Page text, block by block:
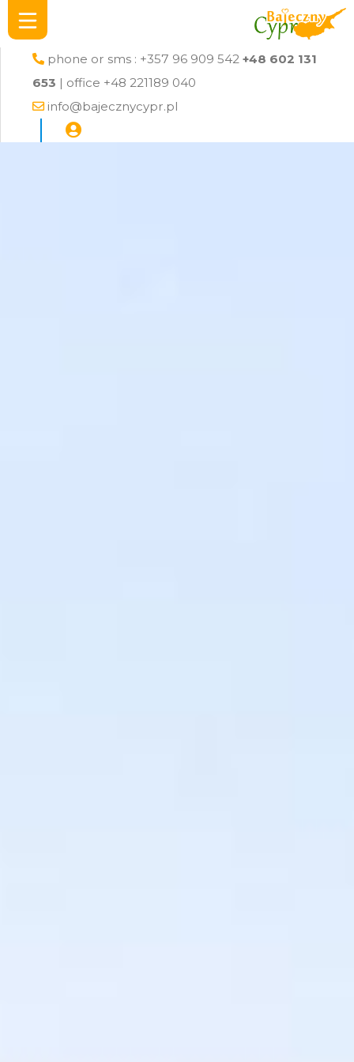
phone or sms : +357 96 909 542 +48 602 131
653 | office +48 221189 040
info@bajecznycypr.pl